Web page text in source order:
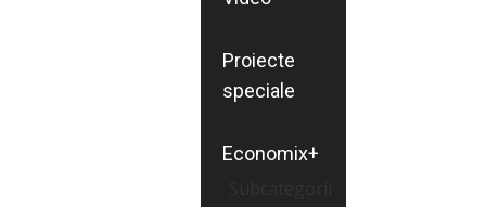
Proiecte
speciale
Economix+